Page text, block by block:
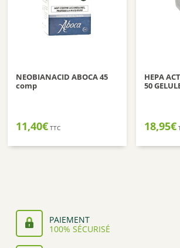
NEOBIANACID ABOCA 45
comp
11,40€ TTC
HEPA
50
18,95€
PAIEMENT
100% SÉCURISÉ